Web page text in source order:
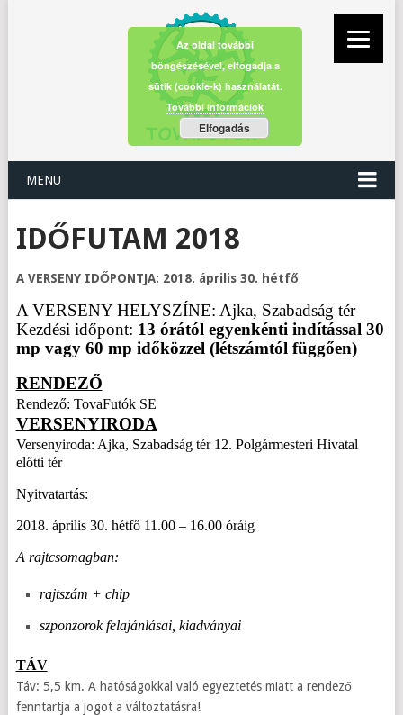
MENU
IDŐFUTAM 2018
A VERSENY IDŐPONTJA: 2018. április 30. hétfő
A VERSENY HELYSZÍNE: Ajka, Szabadság tér
Kezdési időpont: 13 órától egyenkénti indítással 30
mp vagy 60 mp időközzel (létszámtól függően)
RENDEZŐ
Rendező: TovaFutók SE
VERSENYIRODA
Versenyiroda: Ajka, Szabadság tér 12. Polgármesteri Hivatal
előtti tér
Nyitvatartás:
2018. április 30. hétfő 11.00 – 16.00 óráig
A rajtcsomagban:
rajtszám + chip
szponzorok felajánlásai, kiadványai
TÁV
Táv: 5,5 km. A hatóságokkal való egyeztetés miatt a rendező
fenntartja a jogot a változtatásra!
Az oldal további
böngészésével, elfogadja a
sütik (cookie-k) használatát.
További információk
Elfogadás